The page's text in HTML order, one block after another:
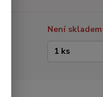
Není skladem